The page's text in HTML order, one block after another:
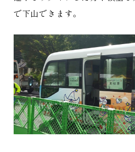
で下山できます。